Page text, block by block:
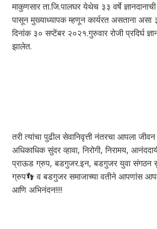
माकुणसार ता.जि.पालघर येथेच ३३ वर्षे
पासून मुख्याध्यापक म्हणून कार्यरत असताना
दिनांक ३० सप्टेंबर २०२१.गुरुवार रोजी प्रदिर्घ
झालेत.
तरी त्यांचा पुढील सेवानिवृत्ती नंतरचा आपला
अधिकाधिक सुंदर व्हावा, निरोगी, निरामय,
प्राऊड ग्रुप, बडगुजर.इन, बडगुजर युवा संगठन
ग्रुप👣 व बडगुजर समाजाच्या वतीने आपणांस
आणि अभिनंदन!!!!